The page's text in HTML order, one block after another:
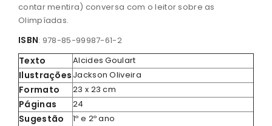
contar mentira) conversa com o leitor sobre as
Olimpíadas.
ISBN: 978-85-99987-61-2
Texto Alcides Goulart
Ilustrações Jackson Oliveira
Formato 23 x 23 cm
Páginas 24
Sugestão 1º e 2º ano